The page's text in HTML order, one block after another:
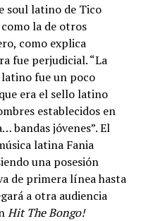
soul latino de Tico
la de otros
como explica
fue perjudicial. “La
fue un poco
era el sello latino
establecidos en
bandas jóvenes”. El
latina Fania
una posesión
de primera línea hasta
a otra audiencia
Hit The Bongo!